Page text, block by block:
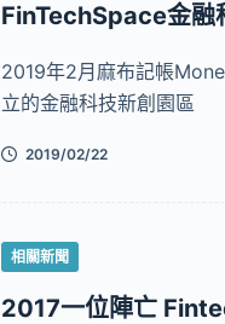
FinTechSpace金融
2019年2月麻布記帳
立的金融科技新創園區
2019/02/22
相關新聞
2017一位陣亡